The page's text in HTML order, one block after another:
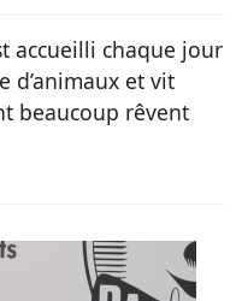
accueilli chaque jour
d’animaux et vit
beaucoup rêvent